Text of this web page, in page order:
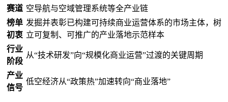
赛道 空导航与空域管理系统等全产业链
榜单
初衷
发掘并表彰已构建可持续商业运营体系的市场主体，树
立可复制、可推广的产业落地示范样本
行业
阶段
从“技术研发”向“规模化商业运营”过渡的关键周期
产业
信号
低空经济从“政策热”加速转向“商业落地”